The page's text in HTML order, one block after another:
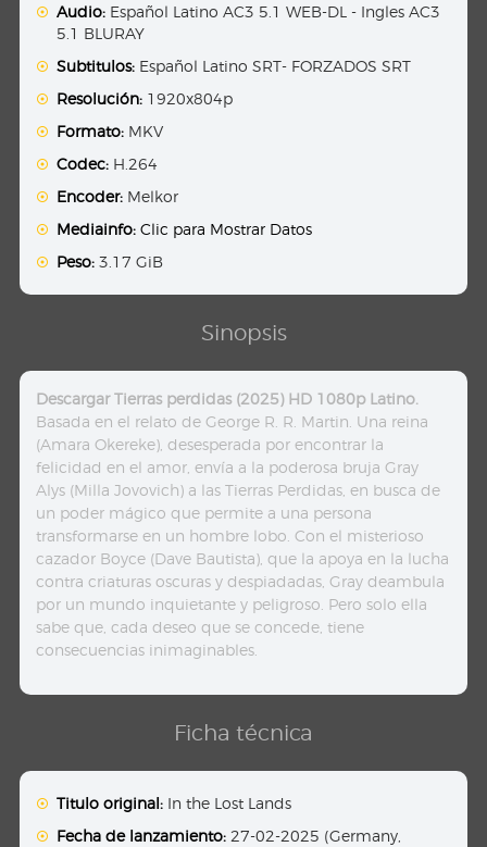
Audio: Español Latino AC3 5.1 WEB-DL - Ingles AC3
5.1 BLURAY
Subtitulos: Español Latino SRT- FORZADOS SRT
Resolución: 1920x804p
Formato: MKV
Codec: H.264
Encoder: Melkor
Mediainfo: Clic para Mostrar Datos
Peso: 3.17 GiB
Sinopsis
Descargar Tierras perdidas (2025) HD 1080p Latino.
Basada en el relato de George R. R. Martin. Una reina
(Amara Okereke), desesperada por encontrar la
felicidad en el amor, envía a la poderosa bruja Gray
Alys (Milla Jovovich) a las Tierras Perdidas, en busca de
un poder mágico que permite a una persona
transformarse en un hombre lobo. Con el misterioso
cazador Boyce (Dave Bautista), que la apoya en la lucha
contra criaturas oscuras y despiadadas, Gray deambula
por un mundo inquietante y peligroso. Pero solo ella
sabe que, cada deseo que se concede, tiene
consecuencias inimaginables.
Ficha técnica
Titulo original: In the Lost Lands
Fecha de lanzamiento: 27-02-2025 (Germany,